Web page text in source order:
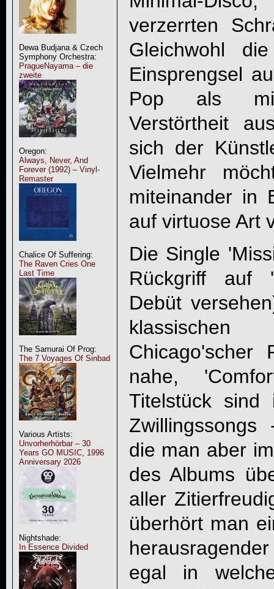
Dewa Budjana & Czech
Symphony Orchestra:
PragueNayama – die
zweite
Oregon:
Always, Never, And
Forever (1992) – Vinyl-
Remaster
Chalice Of Suffering:
The Raven Cries One
Last Time
The Samurai Of Prog:
The 7 Voyages Of Sinbad
Various Artists:
Unvorherhörbar – 30
Years GO MUSIC, 1996
Anniversary 2026
Nightshade:
In Essence Divided
verzerrten
Gleichwohl
Einsprengsel
Pop als
Verstörtheit
sich der
Vielmehr
miteinander in
auf virtuose Art
Die Single
Rückgriff auf
Debüt
Chicago'scher
nahe,
Titelstück sind
Zwillingssongs
die man aber
des Albums
aller
überhört man
egal in